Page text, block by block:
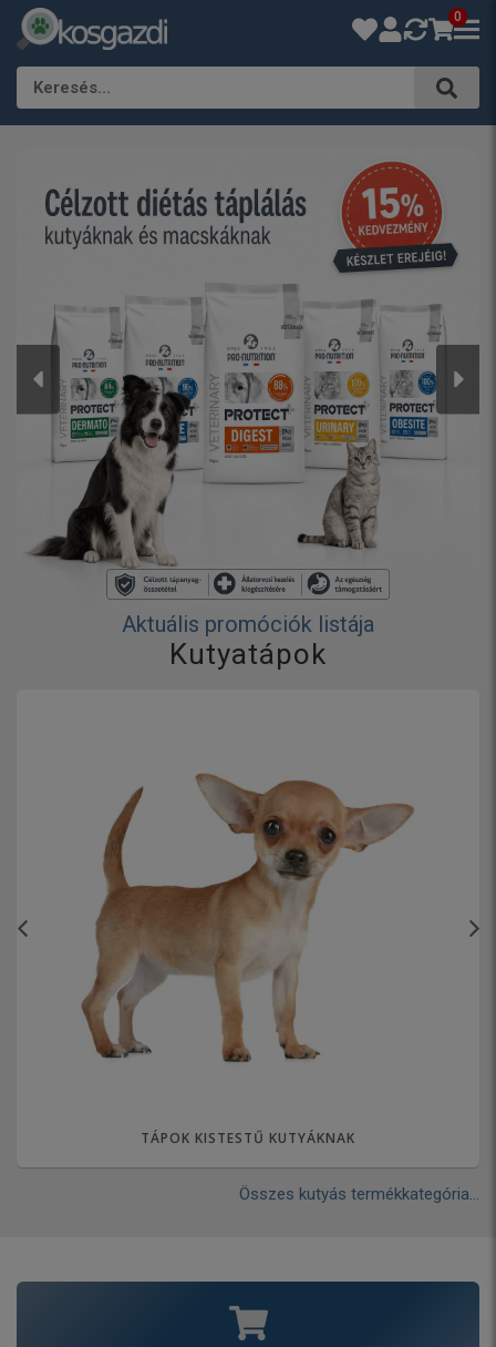
0
Keresés…
Aktuális promóciók listája
Kutyatápok
TÁPOK KISTESTŰ KUTYÁKNAK
Összes kutyás termékkategória...